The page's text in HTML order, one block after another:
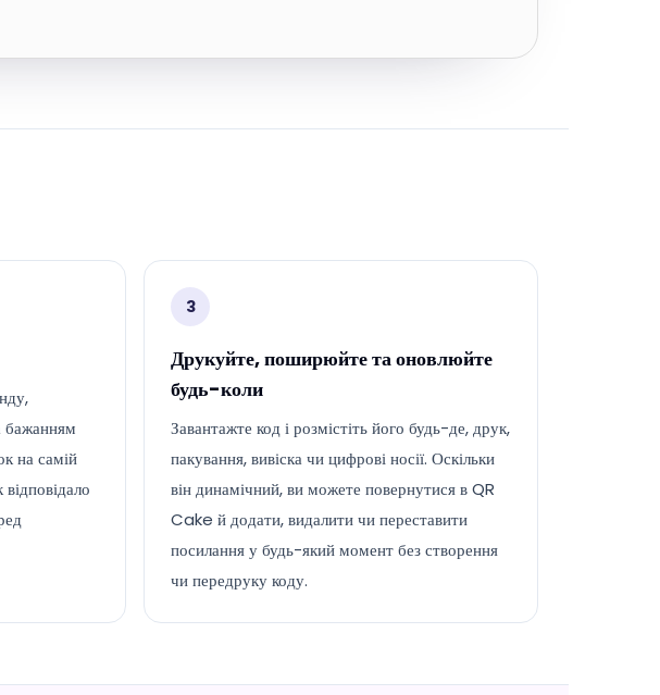
бажанням
на самій
3
Друкуйте, поширюйте та оновлюйте
будь-коли
Завантажте код і розмістіть його будь-де, друк,
пакування, вивіска чи цифрові носії. Оскільки
він динамічний, ви можете повернутися в QR
Cake й додати, видалити чи переставити
посилання у будь-який момент без створення
чи передруку коду.